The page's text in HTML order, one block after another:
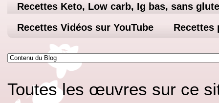
Recettes Keto, Low carb, Ig bas, sans
Recettes Vidéos sur YouTube
Recettes
Toutes les œuvres sur ce